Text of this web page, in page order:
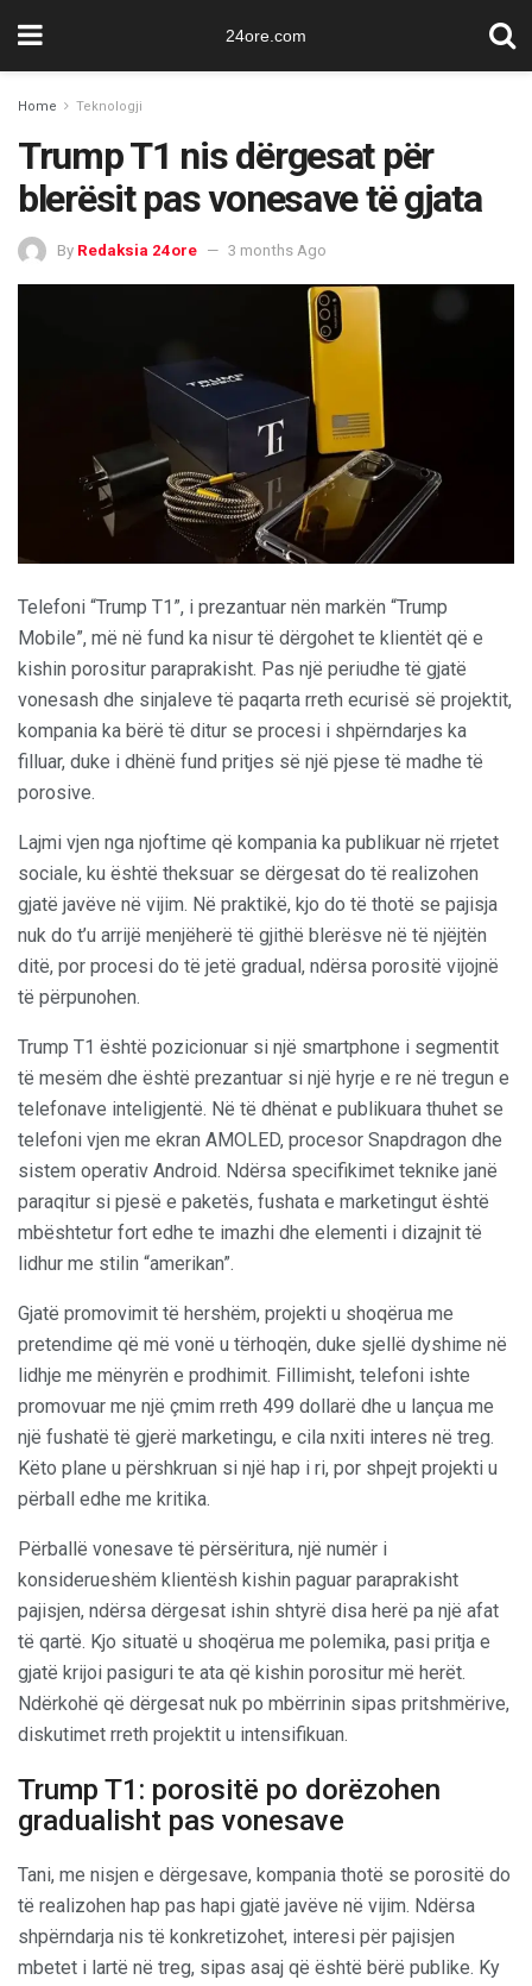
24ore.com
Home Teknologji
Trump T1 nis dërgesat për
blerësit pas vonesave të gjata
By Redaksia 24ore 3 months Ago
Telefoni “Trump T1”, i prezantuar nën markën “Trump
Mobile”, më në fund ka nisur të dërgohet te klientët që e
kishin porositur paraprakisht. Pas një periudhe të gjatë
vonesash dhe sinjaleve të paqarta rreth ecurisë së projektit,
kompania ka bërë të ditur se procesi i shpërndarjes ka
filluar, duke i dhënë fund pritjes së një pjese të madhe të
porosive.
Lajmi vjen nga njoftime që kompania ka publikuar në rrjetet
sociale, ku është theksuar se dërgesat do të realizohen
gjatë javëve në vijim. Në praktikë, kjo do të thotë se pajisja
nuk do t’u arrijë menjëherë të gjithë blerësve në të njëjtën
ditë, por procesi do të jetë gradual, ndërsa porositë vijojnë
të përpunohen.
Trump T1 është pozicionuar si një smartphone i segmentit
të mesëm dhe është prezantuar si një hyrje e re në tregun e
telefonave inteligjentë. Në të dhënat e publikuara thuhet se
telefoni vjen me ekran AMOLED, procesor Snapdragon dhe
sistem operativ Android. Ndërsa specifikimet teknike janë
paraqitur si pjesë e paketës, fushata e marketingut është
mbështetur fort edhe te imazhi dhe elementi i dizajnit të
lidhur me stilin “amerikan”.
Gjatë promovimit të hershëm, projekti u shoqërua me
pretendime që më vonë u tërhoqën, duke sjellë dyshime në
lidhje me mënyrën e prodhimit. Fillimisht, telefoni ishte
promovuar me një çmim rreth 499 dollarë dhe u lançua me
një fushatë të gjerë marketingu, e cila nxiti interes në treg.
Këto plane u përshkruan si një hap i ri, por shpejt projekti u
përball edhe me kritika.
Përballë vonesave të përsëritura, një numër i
konsiderueshëm klientësh kishin paguar paraprakisht
pajisjen, ndërsa dërgesat ishin shtyrë disa herë pa një afat
të qartë. Kjo situatë u shoqërua me polemika, pasi pritja e
gjatë krijoi pasiguri te ata që kishin porositur më herët.
Ndërkohë që dërgesat nuk po mbërrinin sipas pritshmërive,
diskutimet rreth projektit u intensifikuan.
Trump T1: porositë po dorëzohen
gradualisht pas vonesave
Tani, me nisjen e dërgesave, kompania thotë se porositë do
të realizohen hap pas hapi gjatë javëve në vijim. Ndërsa
shpërndarja nis të konkretizohet, interesi për pajisjen
mbetet i lartë në treg, sipas asaj që është bërë publike. Ky